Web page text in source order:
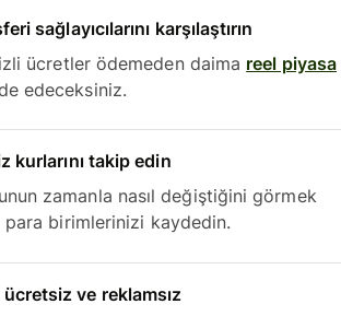
sağlayıcılarını karşılaştırın
ücretler ödemeden daima reel piyasa
edeceksiniz.
kurlarını takip edin
zamanla nasıl değiştiğini görmek
birimlerinizi kaydedin.
ve reklamsız